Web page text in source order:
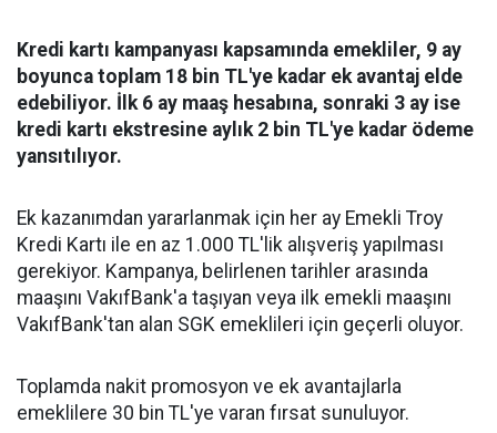
Kredi kartı kampanyası kapsamında emekliler, 9 ay
boyunca toplam 18 bin TL'ye kadar ek avantaj elde
edebiliyor. İlk 6 ay maaş hesabına, sonraki 3 ay ise
kredi kartı ekstresine aylık 2 bin TL'ye kadar ödeme
yansıtılıyor.
Ek kazanımdan yararlanmak için her ay Emekli Troy
Kredi Kartı ile en az 1.000 TL'lik alışveriş yapılması
gerekiyor. Kampanya, belirlenen tarihler arasında
maaşını VakıfBank'a taşıyan veya ilk emekli maaşını
VakıfBank'tan alan SGK emeklileri için geçerli oluyor.
Toplamda nakit promosyon ve ek avantajlarla
emeklilere 30 bin TL'ye varan fırsat sunuluyor.